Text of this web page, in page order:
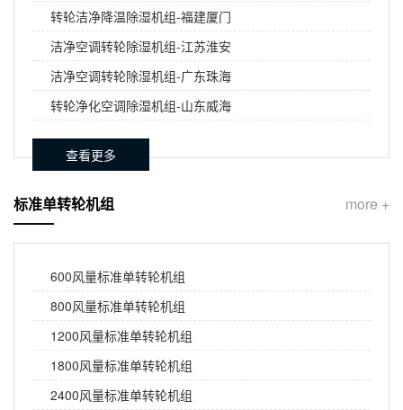
转轮洁净降温除湿机组-福建厦门
洁净空调转轮除湿机组-江苏淮安
洁净空调转轮除湿机组-广东珠海
转轮净化空调除湿机组-山东威海
查看更多
more +
标准单转轮机组
600风量标准单转轮机组
800风量标准单转轮机组
1200风量标准单转轮机组
1800风量标准单转轮机组
2400风量标准单转轮机组